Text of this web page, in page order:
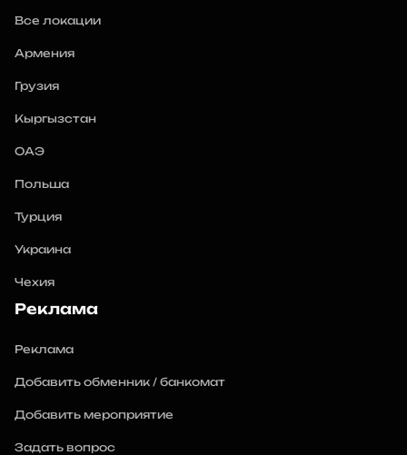
Все локации
Армения
Грузия
Кыргызстан
ОАЭ
Польша
Турция
Украина
Чехия
Реклама
Реклама
Добавить обменник / банкомат
Добавить мероприятие
Задать вопрос